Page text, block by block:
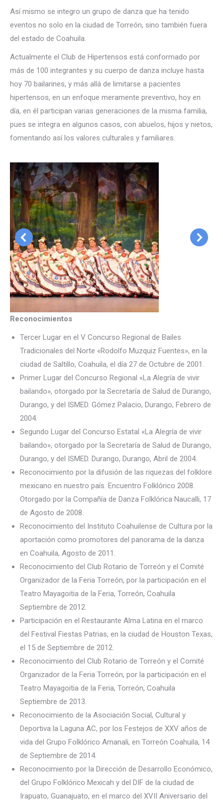
Así mismo se integro un grupo de danza que ha tenido
eventos no solo en la ciudad de Torreón, sino también fuera
del estado de Coahuila.
Actualmente el Club de Hipertensos está conformado por
más de 100 integrantes y su cuerpo de danza incluye hasta
hoy 70 bailarines, y más allá de limitarse a pacientes
hipertensos, en un enfoque meramente preventivo, hoy en
día, en él participan varias generaciones de la misma familia,
pues se integra en algunos casos, con abuelos, hijos y nietos,
fomentando así los valores culturales y familiares.
Reconocimientos
Tercer Lugar en el V Concurso Regional de Bailes
Tradicionales del Norte «Rodolfo Muzquiz Fuentes», en la
ciudad de Saltillo, Coahuila, el día 27 de Octubre de 2001.
Primer Lugar del Concurso Regional «La Alegría de vivir
bailando», otorgado por la Secretaría de Salud de Durango,
Durango, y del ISMED. Gómez Palacio, Durango, Febrero de
2004.
Segundo Lugar del Concurso Estatal «La Alegría de vivir
bailando», otorgado por la Secretaría de Salud de Durango,
Durango, y del ISMED. Durango, Durango, Abril de 2004.
Reconocimiento por la difusión de las riquezas del folklore
mexicano en nuestro país. Encuentro Folklórico 2008.
Otorgado por la Compañía de Danza Folklórica Naucalli, 17
de Agosto de 2008.
Reconocimiento del Instituto Coahuilense de Cultura por la
aportación como promotores del panorama de la danza
en Coahuila, Agosto de 2011.
Reconocimiento del Club Rotario de Torreón y el Comité
Organizador de la Feria Torreón, por la participación en el
Teatro Mayagoitia de la Feria, Torreón, Coahuila
Septiembre de 2012.
Participación en el Restaurante Alma Latina en el marco
del Festival Fiestas Patrias, en la ciudad de Houston Texas,
el 15 de Septiembre de 2012.
Reconocimiento del Club Rotario de Torreón y el Comité
Organizador de la Feria Torreón, por la participación en el
Teatro Mayagoitia de la Feria, Torreón, Coahuila
Septiembre de 2013.
Reconocimiento de la Asociación Social, Cultural y
Deportiva la Laguna AC, por los Festejos de XXV años de
vida del Grupo Folklórico Amanali, en Torreón Coahuila, 14
de Septiembre de 2014.
Reconocimiento por la Dirección de Desarrollo Económico,
del Grupo Folklórico Mexicah y del DIF de la ciudad de
Irapuato, Guanajuato, en el marco del XVII Aniversario del